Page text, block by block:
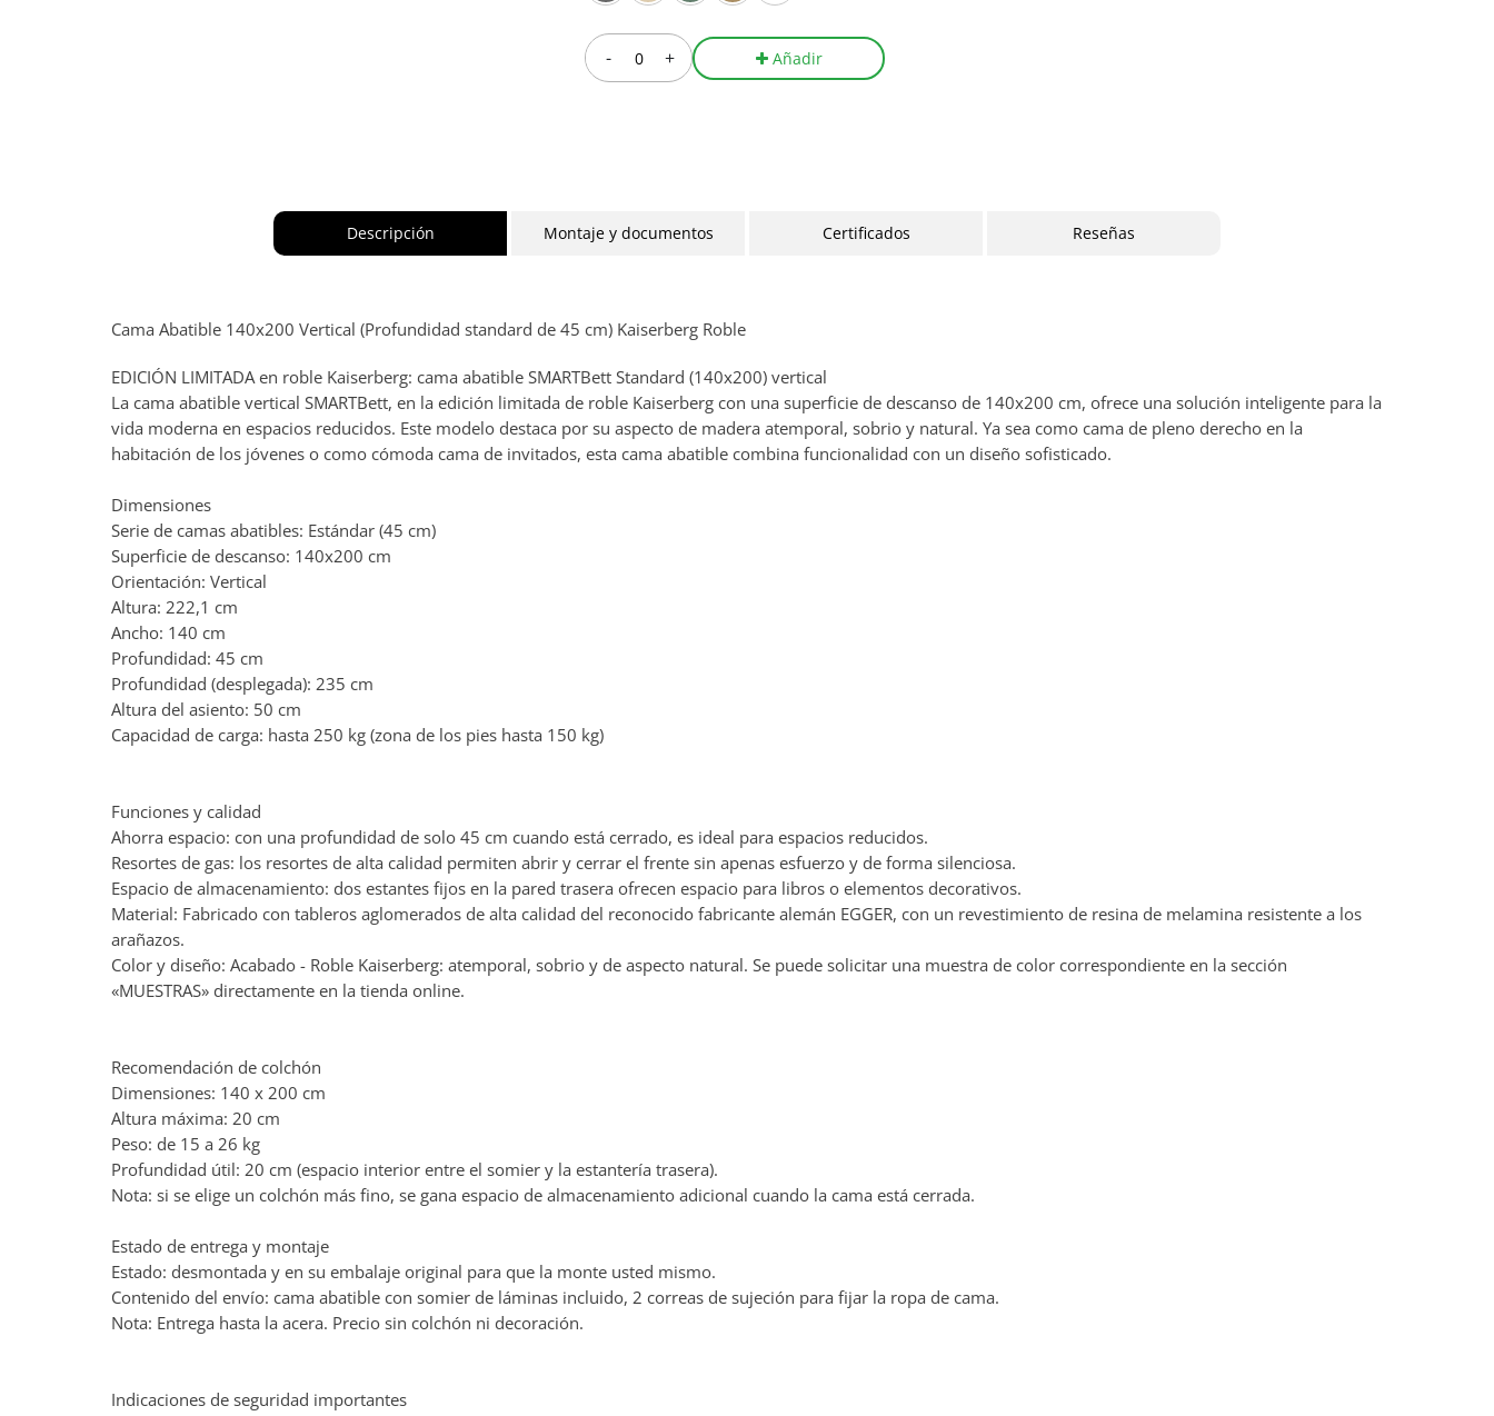
- + Añadir
Descripción Montaje y documentos Certificados Reseñas
Cama Abatible 140x200 Vertical (Profundidad standard de 45 cm) Kaiserberg Roble
EDICIÓN LIMITADA en roble Kaiserberg: cama abatible SMARTBett Standard (140x200) vertical
La cama abatible vertical SMARTBett, en la edición limitada de roble Kaiserberg con una superficie de descanso de 140x200 cm, ofrece una solución inteligente para la
vida moderna en espacios reducidos. Este modelo destaca por su aspecto de madera atemporal, sobrio y natural. Ya sea como cama de pleno derecho en la
habitación de los jóvenes o como cómoda cama de invitados, esta cama abatible combina funcionalidad con un diseño sofisticado.
Dimensiones
Serie de camas abatibles: Estándar (45 cm)
Superficie de descanso: 140x200 cm
Orientación: Vertical
Altura: 222,1 cm
Ancho: 140 cm
Profundidad: 45 cm
Profundidad (desplegada): 235 cm
Altura del asiento: 50 cm
Capacidad de carga: hasta 250 kg (zona de los pies hasta 150 kg)
Funciones y calidad
Ahorra espacio: con una profundidad de solo 45 cm cuando está cerrado, es ideal para espacios reducidos.
Resortes de gas: los resortes de alta calidad permiten abrir y cerrar el frente sin apenas esfuerzo y de forma silenciosa.
Espacio de almacenamiento: dos estantes fijos en la pared trasera ofrecen espacio para libros o elementos decorativos.
Material: Fabricado con tableros aglomerados de alta calidad del reconocido fabricante alemán EGGER, con un revestimiento de resina de melamina resistente a los
arañazos.
Color y diseño: Acabado - Roble Kaiserberg: atemporal, sobrio y de aspecto natural. Se puede solicitar una muestra de color correspondiente en la sección
«MUESTRAS» directamente en la tienda online.
Recomendación de colchón
Dimensiones: 140 x 200 cm
Altura máxima: 20 cm
Peso: de 15 a 26 kg
Profundidad útil: 20 cm (espacio interior entre el somier y la estantería trasera).
Nota: si se elige un colchón más fino, se gana espacio de almacenamiento adicional cuando la cama está cerrada.
Estado de entrega y montaje
Estado: desmontada y en su embalaje original para que la monte usted mismo.
Contenido del envío: cama abatible con somier de láminas incluido, 2 correas de sujeción para fijar la ropa de cama.
Nota: Entrega hasta la acera. Precio sin colchón ni decoración.
Indicaciones de seguridad importantes